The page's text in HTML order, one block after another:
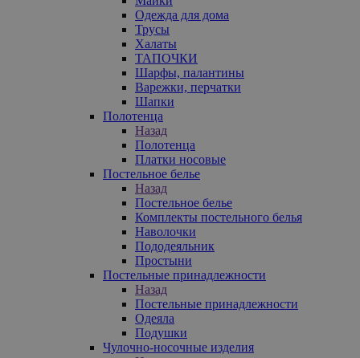
Одежда для дома
Трусы
Халаты
ТАПОЧКИ
Шарфы, палантины
Варежки, перчатки
Шапки
Полотенца
Назад
Полотенца
Платки носовые
Постельное белье
Назад
Постельное белье
Комплекты постельного белья
Наволочки
Пододеяльник
Простыни
Постельные принадлежности
Назад
Постельные принадлежности
Одеяла
Подушки
Чулочно-носочные изделия